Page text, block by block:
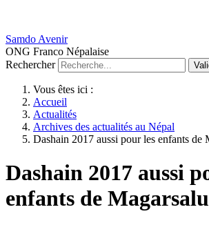
Samdo Avenir
ONG Franco Népalaise
Rechercher
Vous êtes ici :
Accueil
Actualités
Archives des actualités au Népal
Dashain 2017 aussi pour les enfants de
Dashain 2017 aussi
enfants de Magarsalu